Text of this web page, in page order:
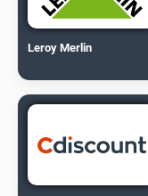
Leroy Merlin